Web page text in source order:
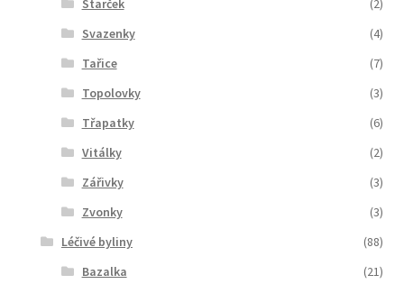
Starček
(2)
Svazenky
(4)
Tařice
(7)
Topolovky
(3)
Třapatky
(6)
Vitálky
(2)
Zářivky
(3)
Zvonky
(3)
Léčivé byliny
(88)
Bazalka
(21)